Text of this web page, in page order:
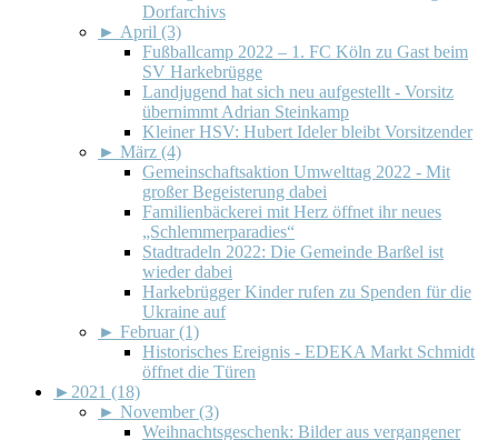
Dorfarchivs
► April (3)
Fußballcamp 2022 – 1. FC Köln zu Gast beim
SV Harkebrügge
Landjugend hat sich neu aufgestellt - Vorsitz
übernimmt Adrian Steinkamp
Kleiner HSV: Hubert Ideler bleibt Vorsitzender
► März (4)
Gemeinschaftsaktion Umwelttag 2022 - Mit
großer Begeisterung dabei
Familienbäckerei mit Herz öffnet ihr neues
„Schlemmerparadies“
Stadtradeln 2022: Die Gemeinde Barßel ist
wieder dabei
Harkebrügger Kinder rufen zu Spenden für die
Ukraine auf
► Februar (1)
Historisches Ereignis - EDEKA Markt Schmidt
öffnet die Türen
► 2021 (18)
► November (3)
Weihnachtsgeschenk: Bilder aus vergangener